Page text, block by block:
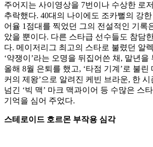
주어지는 사이영상을 7번이나 수상한 로
추락했다. 40대의 나이에도 조카뻘의 강
어율 1점대를 찍었던 그의 전설적인 기록
았을 뿐이다. 다른 스타급 선수들도 참담
다. 메이저리그 최고의 스타로 불렸던 알
‘약쟁이’라는 오명을 뒤집어쓴 채, 말년
올해 8월 은퇴를 했고, ‘타점 기계’로 불린
커의 제왕’으로 알려진 케빈 브라운, 한
넘긴 ‘빅 맥’ 마크 맥과이어 등 수많은 스
기억을 심어 주었다.
스테로이드 호르몬 부작용 심각